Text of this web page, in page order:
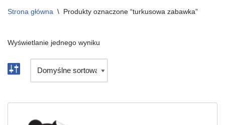
Strona główna \ Produkty oznaczone “turkusowa zabawka”
Wyświetlanie jednego wyniku